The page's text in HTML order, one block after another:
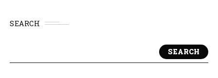
SEARCH
SEARCH